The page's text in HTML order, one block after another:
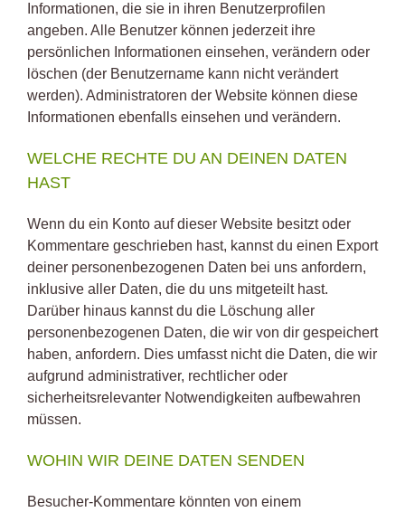
Informationen, die sie in ihren Benutzerprofilen
angeben. Alle Benutzer können jederzeit ihre
persönlichen Informationen einsehen, verändern oder
löschen (der Benutzername kann nicht verändert
werden). Administratoren der Website können diese
Informationen ebenfalls einsehen und verändern.
WELCHE RECHTE DU AN DEINEN DATEN
HAST
Wenn du ein Konto auf dieser Website besitzt oder
Kommentare geschrieben hast, kannst du einen Export
deiner personenbezogenen Daten bei uns anfordern,
inklusive aller Daten, die du uns mitgeteilt hast.
Darüber hinaus kannst du die Löschung aller
personenbezogenen Daten, die wir von dir gespeichert
haben, anfordern. Dies umfasst nicht die Daten, die wir
aufgrund administrativer, rechtlicher oder
sicherheitsrelevanter Notwendigkeiten aufbewahren
müssen.
WOHIN WIR DEINE DATEN SENDEN
Besucher-Kommentare könnten von einem